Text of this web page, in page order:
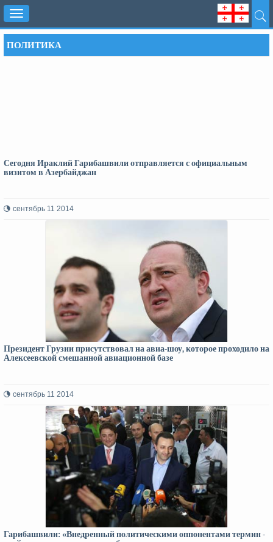
Toggle
navigation
ПОЛИТИКА
Сегодня Ираклий Гарибашвили отправляется с официальным
визитом в Азербайджан
сентябрь 11 2014
Президент Грузии присутствовал на авиа-шоу, которое проходило на
Алексеевской смешанной авиационной базе
сентябрь 11 2014
Гарибашвили: «Внедренный политическими оппонентами термин -